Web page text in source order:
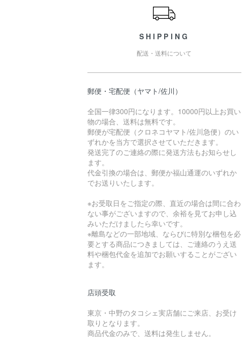
SHIPPING
配送・送料について
郵便・宅配便（ヤマト/佐川）
全国一律300円になります。10000円以上お買い
物の場合、送料は無料です。
郵便が宅配便（クロネコヤマト/佐川急便）のい
ずれかを当方で選択させていただきます。
発送完了のご連絡の際に発送方法もお知らせし
ます。
代金引換の場合は、郵便か福山通運のいずれか
でお送りいたします。
※お受取日をご指定の際、直近の場合は間に合わ
ない事がございますので、余裕を見てお申し込
みいただけましたら幸いです。
※離島などの一部地域、ならびに特別な梱包を必
要とする商品につきましては、ご連絡のうえ送
料や梱包代金を追加でお願いすることがござい
ます。
店頭受取
東京・中野のタコシェ実店舗にご来店、お受け
取りとなります。
商品代金のみで、送料は発生しません。